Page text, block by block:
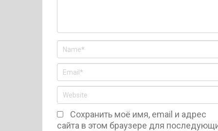
Сохранить моё имя, email и адрес
сайта в этом браузере для